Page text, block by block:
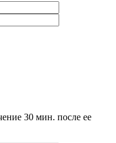
30 мин. после ее